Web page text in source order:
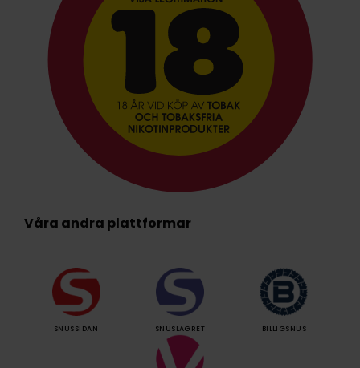
Våra andra plattformar
SNUSSIDAN SNUSLAGRET BILLIGSNUS